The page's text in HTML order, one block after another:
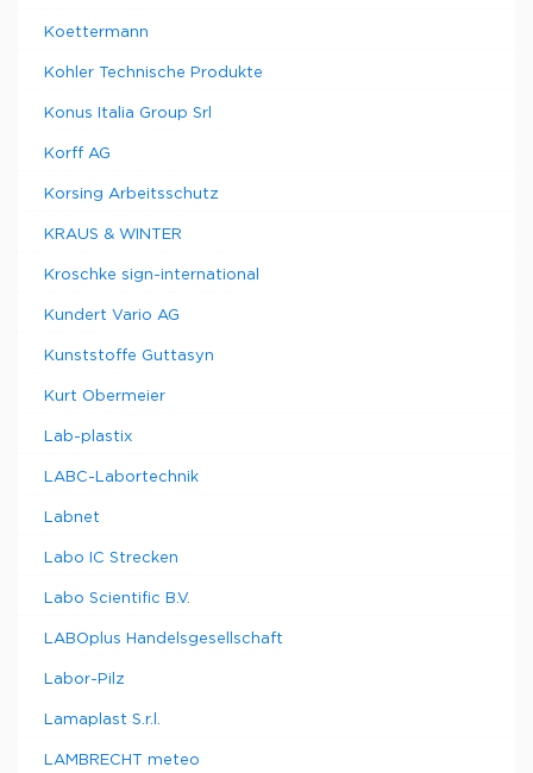
Koettermann
Kohler Technische Produkte
Konus Italia Group Srl
Korff AG
Korsing Arbeitsschutz
KRAUS & WINTER
Kroschke sign-international
Kundert Vario AG
Kunststoffe Guttasyn
Kurt Obermeier
Lab-plastix
LABC-Labortechnik
Labnet
Labo IC Strecken
Labo Scientific B.V.
LABOplus Handelsgesellschaft
Labor-Pilz
Lamaplast S.r.l.
LAMBRECHT meteo